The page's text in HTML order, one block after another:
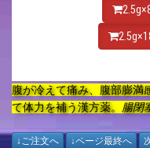
腹が冷えて痛み、腹部膨満
て体力を補う漢方薬。 腸閉
↓ご注文へ ↓ページ最終へ